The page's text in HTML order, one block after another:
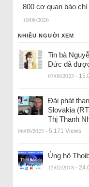
800 cơ quan báo chí
10/08/2026
NHIỀU NGƯỜI XEM
Tin bà
Đức đã
07/08/2023 -
Đài phát
Slovakia
Thị Thanh
06/08/2023 - 5.171 Views
Ủng hộ
15/02/2018 -